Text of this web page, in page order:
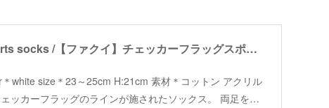
【fakui】checker frag sports socks /【ファクイ】チェッカーフラッグスポーツソックス
white size＊23～25cm H:21cm 素材＊コットン アクリル
ッカーフラッグのラインが施されたソックス。 両足を…